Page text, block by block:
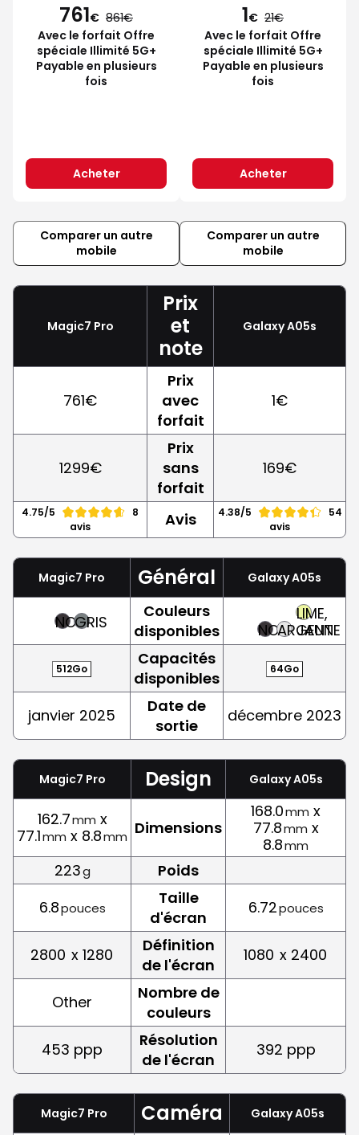
761€ 861
Avec le forfait Offre
spéciale Illimité 5G+
Payable en plusieurs
fois
Acheter
1€ 21
Avec le forfait Offre
spéciale Illimité 5G+
Payable en plusieurs
fois
Acheter
Comparer un autre
mobile
Comparer un autre
mobile
Magic7 Pro
Prix
et
note
Galaxy A05s
761€
Prix
avec
forfait
1€
1299€
Prix
sans
forfait
169€
4.75/5
8
avis
Avis 4.38/5
54
avis
Magic7 Pro Général Galaxy A05s
NOIRGRIS
Couleurs
disponibles
NOIRARGENT
LIME,
JAUNE
512Go
Capacités
disponibles
64Go
janvier 2025
Date de
sortie
décembre 2023
Magic7 Pro Design Galaxy A05s
162.7mm x
77.1mm x 8.8mm Dimensions
168.0mm x
77.8mm x
8.8mm
223g
Poids
6.8pouces
Taille
d'écran
6.72pouces
2800 x 1280
Définition
de l'écran
1080 x 2400
Other
Nombre de
couleurs
453 ppp
Résolution
de l'écran
392 ppp
Magic7 Pro Caméra Galaxy A05s